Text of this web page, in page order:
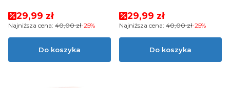
Cena promocyjna
29,99 zł
Najniższa cena: 40,00 zł-25%
Do koszyka
Cena promocyjna
29,99 zł
Najniższa cena: 40,00 zł-25%
Do koszyka